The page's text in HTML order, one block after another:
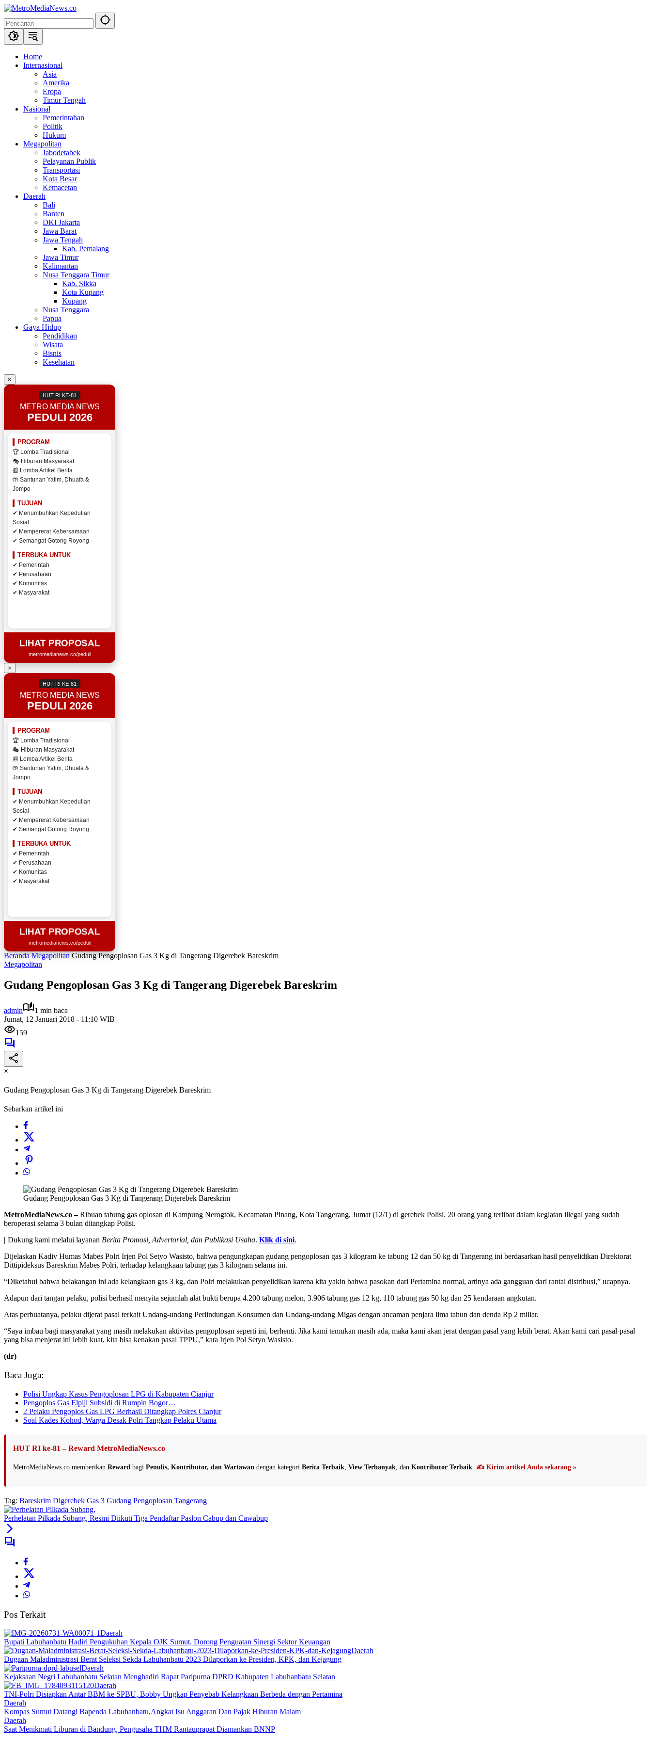
Langsung
konten
Home
Internasional
Asia
Amerika
Eropa
Timur Tengah
Nasional
Pemerintahan
Politik
Hukum
Megapolitan
Jabodetabek
Pelayanan Publik
Transportasi
Kota Besar
Kemacetan
Daerah
Bali
Banten
DKI Jakarta
Jawa Barat
Jawa Tengah
Kab. Pemalang
Jawa Timur
Kalimantan
Nusa Tenggara Timur
Kab. Sikka
Kota Kupang
Kupang
Nusa Tenggara
Papua
Gaya Hidup
Pendidikan
Wisata
Bisnis
Kesehatan
×
HUT RI KE-81
METRO MEDIA NEWS
PEDULI 2026
PROGRAM
🏆 Lomba Tradisional
🎭 Hiburan Masyarakat
📰 Lomba Artikel Berita
🤲 Santunan Yatim, Dhuafa &
Jompo
TUJUAN
✔ Menumbuhkan Kepedulian
Sosial
✔ Mempererat Kebersamaan
✔ Semangat Gotong Royong
TERBUKA UNTUK
✔ Pemerintah
✔ Perusahaan
✔ Komunitas
✔ Masyarakat
LIHAT PROPOSAL
metromedianews.co/peduli
×
HUT RI KE-81
METRO MEDIA NEWS
PEDULI 2026
PROGRAM
🏆 Lomba Tradisional
🎭 Hiburan Masyarakat
📰 Lomba Artikel Berita
🤲 Santunan Yatim, Dhuafa &
Jompo
TUJUAN
✔ Menumbuhkan Kepedulian
Sosial
✔ Mempererat Kebersamaan
✔ Semangat Gotong Royong
TERBUKA UNTUK
✔ Pemerintah
✔ Perusahaan
✔ Komunitas
✔ Masyarakat
LIHAT PROPOSAL
metromedianews.co/peduli
Beranda Megapolitan Gudang Pengoplosan Gas 3 Kg di Tangerang Digerebek Bareskrim
Megapolitan
Gudang Pengoplosan Gas 3 Kg di Tangerang Digerebek Bareskrim
admin
1 min baca
Jumat, 12 Januari 2018 - 11:10 WIB
159
×
Gudang Pengoplosan Gas 3 Kg di Tangerang Digerebek Bareskrim
Sebarkan artikel ini
Gudang Pengoplosan Gas 3 Kg di Tangerang Digerebek Bareskrim
MetroMediaNews.co –Ribuan tabung gas oplosan di Kampung Nerogtok, Kecamatan Pinang, Kota Tangerang, Jumat (12/1) di gerebek Polisi. 20 orang yang terlibat dalam kegiatan illegal yang sudah
beroperasi selama 3 bulan ditangkap Polisi.
| Dukung kami melalui layanan Berita Promosi, Advertorial, dan Publikasi Usaha. Klik di sini.
Dijelaskan Kadiv Humas Mabes Polri Irjen Pol Setyo Wasisto, bahwa pengungkapan gudang pengoplosan gas 3 kilogram ke tabung 12 dan 50 kg di Tangerang ini berdasarkan hasil penyelidikan Direktorat
Dittipideksus Bareskrim Mabes Polri, terhadap kelangkaan tabung gas 3 kilogram selama ini.
“Diketahui bahwa belakangan ini ada kelangkaan gas 3 kg, dan Polri melakukan penyelidikan karena kita yakin bahwa pasokan dari Pertamina normal, artinya ada gangguan dari rantai distribusi,” ucapnya.
Adapun dari tangan pelaku, polisi berhasil menyita sejumlah alat bukti berupa 4.200 tabung melon, 3.906 tabung gas 12 kg, 110 tabung gas 50 kg dan 25 kendaraan angkutan.
Atas perbuatanya, pelaku dijerat pasal terkait Undang-undang Perlindungan Konsumen dan Undang-undang Migas dengan ancaman penjara lima tahun dan denda Rp 2 miliar.
“Saya imbau bagi masyarakat yang masih melakukan aktivitas pengoplosan seperti ini, berhenti. Jika kami temukan masih ada, maka kami akan jerat dengan pasal yang lebih berat. Akan kami cari pasal-pasal
yang bisa menjerat ini lebih kuat, kita bisa kenakan pasal TPPU,” kata Irjen Pol Setyo Wasisto.
(dr)
Baca Juga:
Polisi Ungkap Kasus Pengoplosan LPG di Kabupaten Cianjur
Pengoplos Gas Elpiji Subsidi di Rumpin Bogor…
2 Pelaku Pengoplos Gas LPG Berhasil Ditangkap Polres Cianjur
Soal Kades Kohod, Warga Desak Polri Tangkap Pelaku Utama
HUT RI ke-81 – Reward MetroMediaNews.co
MetroMediaNews.co memberikan Reward bagi Penulis, Kontributor, dan Wartawan dengan kategori Berita Terbaik View Terbanyak , dan Kontributor Terbaik ✍️ Kirim artikel Anda sekarang »
Tag: Bareskrim Digerebek Gas 3 Gudang Pengoplosan Tangerang
Perhelatan Pilkada Subang, Resmi Diikuti Tiga Pendaftar Paslon Cabup dan Cawabup
Pos Terkait
Daerah
Bupati Labuhanbatu Hadiri Pengukuhan Kepala OJK Sumut, Dorong Penguatan Sinergi Sektor Keuangan
Daerah
Dugaan Maladministrasi Berat Seleksi Sekda Labuhanbatu 2023 Dilaporkan ke Presiden, KPK, dan Kejagung
Daerah
Kejaksaan Negri Labuhanbatu Selatan Menghadiri Rapat Paripurna DPRD Kabupaten Labuhanbatu Selatan
Daerah
TNI-Polri Disiapkan Antar BBM ke SPBU, Bobby Ungkap Penyebab Kelangkaan Berbeda dengan Pertamina
Daerah
Kompas Sumut Datangi Bapenda Labuhanbatu,Angkat Isu Anggaran Dan Pajak Hiburan Malam
Daerah
Saat Menikmati Liburan di Bandung, Pengusaha THM Rantauprapat Diamankan BNNP